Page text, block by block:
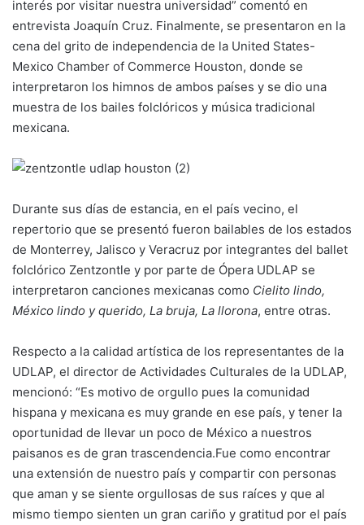
interés por visitar nuestra universidad” comentó en
entrevista Joaquín Cruz. Finalmente, se presentaron en la
cena del grito de independencia de la United States-
Mexico Chamber of Commerce Houston, donde se
interpretaron los himnos de ambos países y se dio una
muestra de los bailes folclóricos y música tradicional
mexicana.
Durante sus días de estancia, en el país vecino, el
repertorio que se presentó fueron bailables de los estados
de Monterrey, Jalisco y Veracruz por integrantes del ballet
folclórico Zentzontle y por parte de Ópera UDLAP se
interpretaron canciones mexicanas como Cielito lindo,
México lindo y querido, La bruja, La llorona, entre otras.
Respecto a la calidad artística de los representantes de la
UDLAP, el director de Actividades Culturales de la UDLAP,
mencionó: “Es motivo de orgullo pues la comunidad
hispana y mexicana es muy grande en ese país, y tener la
oportunidad de llevar un poco de México a nuestros
paisanos es de gran trascendencia.Fue como encontrar
una extensión de nuestro país y compartir con personas
que aman y se siente orgullosas de sus raíces y que al
mismo tiempo sienten un gran cariño y gratitud por el país